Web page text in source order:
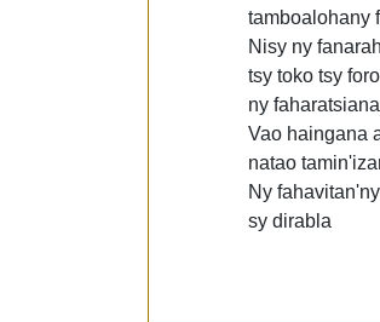
tamboalohany
Nisy ny
tsy toko tsy
ny
Vao haingana
natao
Ny
sy dirabla